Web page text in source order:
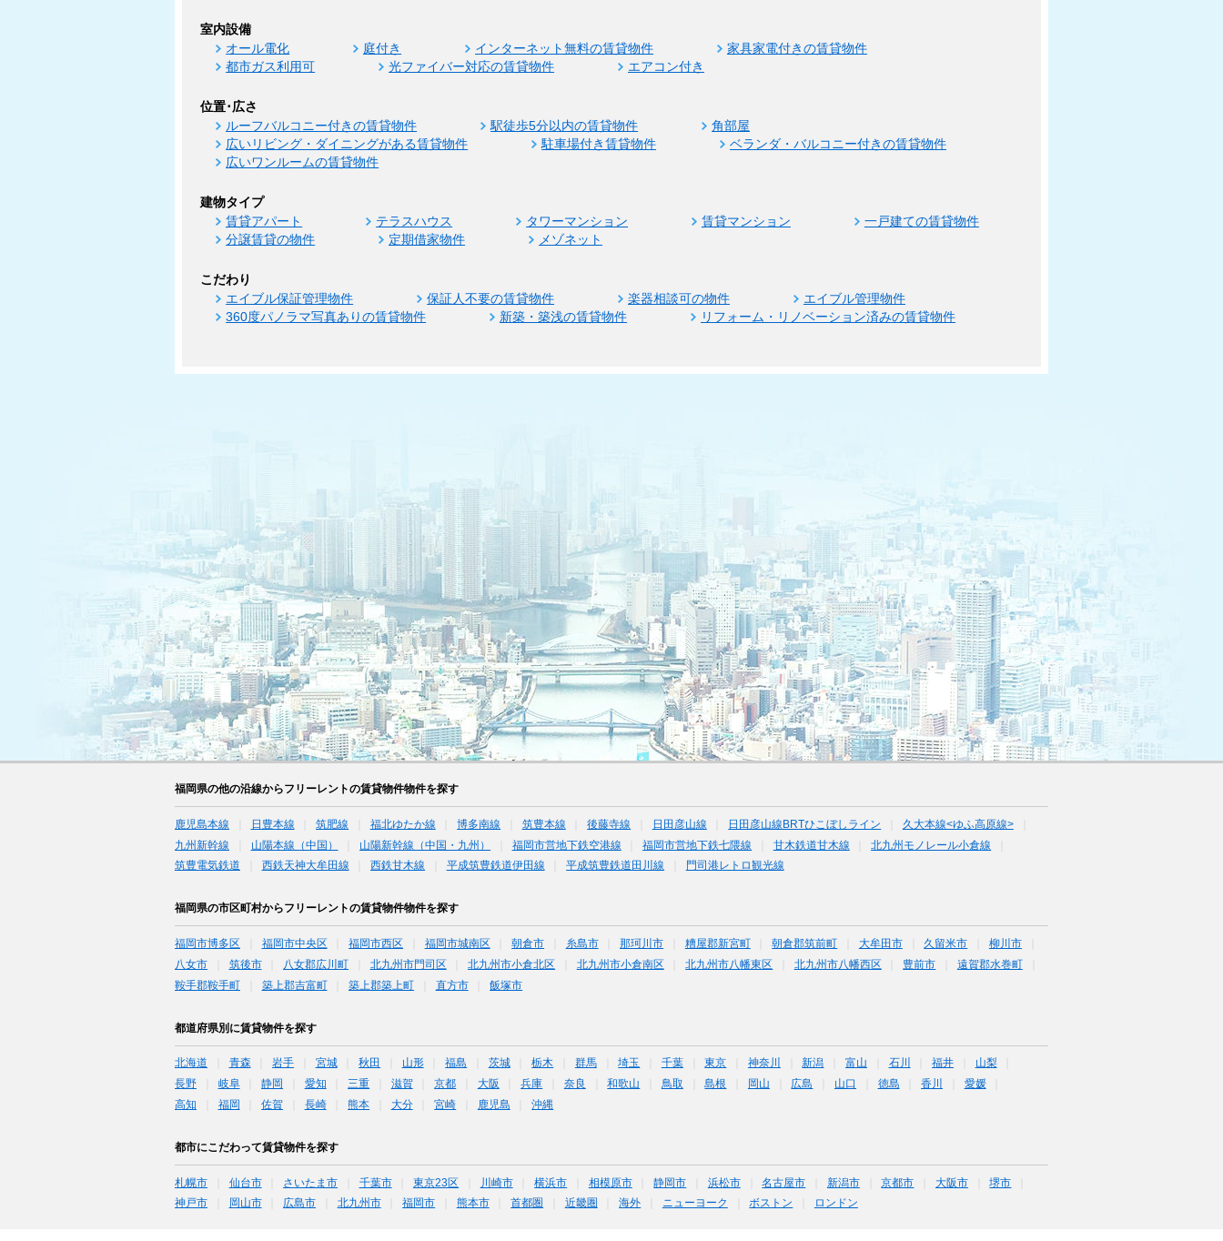
室内設備
オール電化 庭付き インターネット無料の賃貸物件
家具家電付きの賃貸物件
都市ガス利用可
光ファイバー対応の賃貸物件 エアコン付き
位置･広さ
ルーフバルコニー付きの賃貸物件 駅徒歩5分以内の賃貸物件
角部屋
広いリビング・ダイニングがある賃貸物件
駐車場付き賃貸物件
ベランダ・バルコニー付きの賃貸物件
広いワンルームの賃貸物件
建物タイプ
賃貸アパート テラスハウス タワーマンション 賃貸マンション
一戸建ての賃貸物件
分譲賃貸の物件
定期借家物件 メゾネット
こだわり
エイブル保証管理物件 保証人不要の賃貸物件 楽器相談可の物件
エイブル管理物件
360度パノラマ写真ありの賃貸物件
新築・築浅の賃貸物件 リフォーム・リノベーション済みの賃貸物件
福岡県の他の沿線からフリーレントの賃貸物件物件を探す
鹿児島本線 日豊本線 筑肥線 福北ゆたか線 博多南線 筑豊本線 後藤寺線 日田彦山線 日田彦山線BRTひこぼしライン
久大本線<ゆふ高原線>
九州新幹線
山陽本線（中国） 山陽新幹線（中国・九州） 福岡市営地下鉄空港線 福岡市営地下鉄七隈線 甘木鉄道甘木線
北九州モノレール小倉線
筑豊電気鉄道
西鉄天神大牟田線 西鉄甘木線 平成筑豊鉄道伊田線 平成筑豊鉄道田川線 門司港レトロ観光線
福岡県の市区町村からフリーレントの賃貸物件物件を探す
福岡市博多区 福岡市中央区 福岡市西区 福岡市城南区 朝倉市 糸島市 那珂川市 糟屋郡新宮町 朝倉郡筑前町 大牟田市 久留米市
柳川市
八女市
筑後市 八女郡広川町 北九州市門司区 北九州市小倉北区 北九州市小倉南区 北九州市八幡東区 北九州市八幡西区 豊前市
遠賀郡水巻町
鞍手郡鞍手町
築上郡吉富町 築上郡築上町 直方市 飯塚市
都道府県別に賃貸物件を探す
北海道 青森 岩手 宮城 秋田 山形 福島 茨城 栃木 群馬 埼玉 千葉 東京 神奈川 新潟 富山 石川 福井
山梨
長野
岐阜 静岡 愛知 三重 滋賀 京都 大阪 兵庫 奈良 和歌山 鳥取 島根 岡山 広島 山口 徳島 香川
愛媛
高知
福岡 佐賀 長崎 熊本 大分 宮崎 鹿児島 沖縄
都市にこだわって賃貸物件を探す
札幌市 仙台市 さいたま市 千葉市 東京23区 川崎市 横浜市 相模原市 静岡市 浜松市 名古屋市 新潟市 京都市 大阪市
堺市
神戸市
岡山市 広島市 北九州市 福岡市 熊本市 首都圏 近畿圏 海外 ニューヨーク ボストン ロンドン